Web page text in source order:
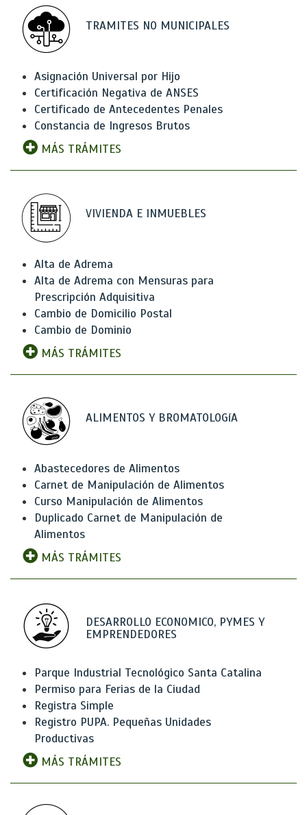
TRAMITES NO MUNICIPALES
Asignación Universal por Hijo
Certificación Negativa de ANSES
Certificado de Antecedentes Penales
Constancia de Ingresos Brutos
MÁS TRÁMITES
VIVIENDA E INMUEBLES
Alta de Adrema
Alta de Adrema con Mensuras para
Prescripción Adquisitiva
Cambio de Domicilio Postal
Cambio de Dominio
MÁS TRÁMITES
ALIMENTOS Y BROMATOLOGíA
Abastecedores de Alimentos
Carnet de Manipulación de Alimentos
Curso Manipulación de Alimentos
Duplicado Carnet de Manipulación de
Alimentos
MÁS TRÁMITES
DESARROLLO ECONOMICO, PYMES Y
EMPRENDEDORES
Parque Industrial Tecnológico Santa Catalina
Permiso para Ferias de la Ciudad
Registra Simple
Registro PUPA. Pequeñas Unidades
Productivas
MÁS TRÁMITES